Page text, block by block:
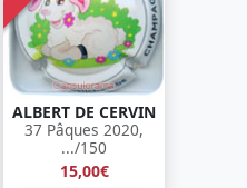
ALBERT DE CERVIN
37 Pâques 2020,
.../150
15,00€